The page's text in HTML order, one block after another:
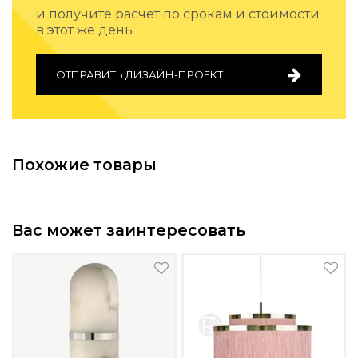
Подбор, производство и комплектация по вашему
Все категории товаров
Бренды
Реализованные проекты
и получите расчет по срокам и стоимости
в этот же день
ОТПРАВИТЬ ДИЗАЙН-ПРОЕКТ
Похожие товары
Вас может заинтересовать